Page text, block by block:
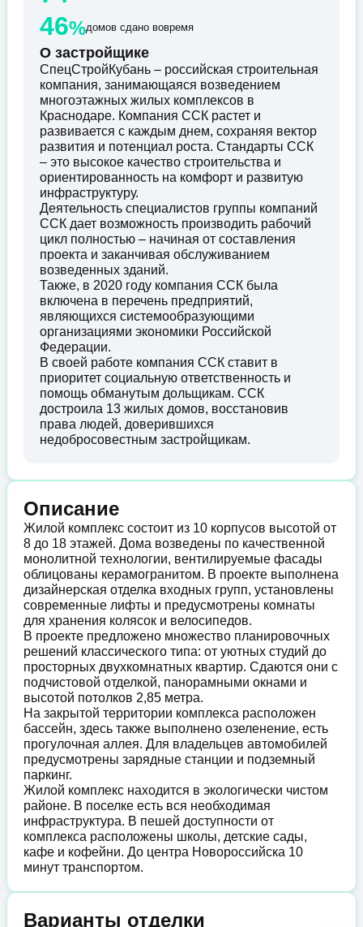
46%домов сдано вовремя
О застройщике
СпецСтройКубань – российская строительная
компания, занимающаяся возведением
многоэтажных жилых комплексов в
Краснодаре. Компания ССК растет и
развивается с каждым днем, сохраняя вектор
развития и потенциал роста. Стандарты ССК
– это высокое качество строительства и
ориентированность на комфорт и развитую
инфраструктуру.
Деятельность специалистов группы компаний
ССК дает возможность производить рабочий
цикл полностью – начиная от составления
проекта и заканчивая обслуживанием
возведенных зданий.
Также, в 2020 году компания ССК была
включена в перечень предприятий,
являющихся системообразующими
организациями экономики Российской
Федерации.
В своей работе компания ССК ставит в
приоритет социальную ответственность и
помощь обманутым дольщикам. ССК
достроила 13 жилых домов, восстановив
права людей, доверившихся
недобросовестным застройщикам.
Описание
Жилой комплекс состоит из 10 корпусов высотой от
8 до 18 этажей. Дома возведены по качественной
монолитной технологии, вентилируемые фасады
облицованы керамогранитом. В проекте выполнена
дизайнерская отделка входных групп, установлены
современные лифты и предусмотрены комнаты
для хранения колясок и велосипедов.
В проекте предложено множество планировочных
решений классического типа: от уютных студий до
просторных двухкомнатных квартир. Сдаются они с
подчистовой отделкой, панорамными окнами и
высотой потолков 2,85 метра.
На закрытой территории комплекса расположен
бассейн, здесь также выполнено озеленение, есть
прогулочная аллея. Для владельцев автомобилей
предусмотрены зарядные станции и подземный
паркинг.
Жилой комплекс находится в экологически чистом
районе. В поселке есть вся необходимая
инфраструктура. В пешей доступности от
комплекса расположены школы, детские сады,
кафе и кофейни. До центра Новороссийска 10
минут транспортом.
Варианты отделки